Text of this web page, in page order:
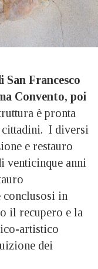
San Francesco
Convento, poi
è pronta
cittadini. I diversi
e restauro
venticinque anni
conclusosi in
il recupero e la
artistico
dei